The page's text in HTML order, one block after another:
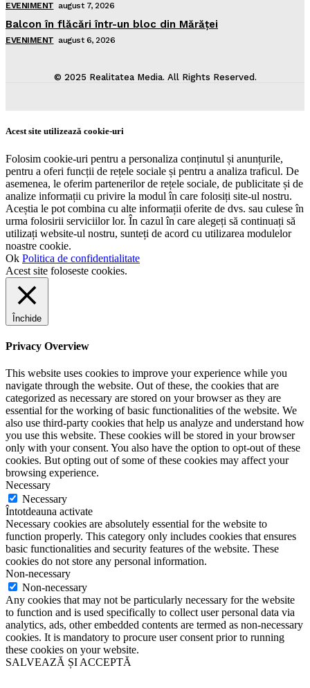
EVENIMENT august 7, 2026
Balcon în flăcări într-un bloc din Mărăţei
EVENIMENT august 6, 2026
© 2025 Realitatea Media. All Rights Reserved.
Acest site utilizează cookie-uri
Folosim cookie-uri pentru a personaliza conținutul și anunțurile,
pentru a oferi funcții de rețele sociale și pentru a analiza traficul. De
asemenea, le oferim partenerilor de rețele sociale, de publicitate și de
analize informații cu privire la modul în care folosiți site-ul nostru.
Aceștia le pot combina cu alte informații oferite de dvs. sau culese în
urma folosirii serviciilor lor. În cazul în care alegeți să continuați să
utilizați website-ul nostru, sunteți de acord cu utilizarea modulelor
noastre cookie.
Ok Politica de confidentialitate
Acest site foloseste cookies.
Închide
Privacy Overview
This website uses cookies to improve your experience while you
navigate through the website. Out of these, the cookies that are
categorized as necessary are stored on your browser as they are
essential for the working of basic functionalities of the website. We
also use third-party cookies that help us analyze and understand how
you use this website. These cookies will be stored in your browser
only with your consent. You also have the option to opt-out of these
cookies. But opting out of some of these cookies may affect your
browsing experience.
Necessary
Necessary
Întotdeauna activate
Necessary cookies are absolutely essential for the website to
function properly. This category only includes cookies that ensures
basic functionalities and security features of the website. These
cookies do not store any personal information.
Non-necessary
Non-necessary
Any cookies that may not be particularly necessary for the website
to function and is used specifically to collect user personal data via
analytics, ads, other embedded contents are termed as non-necessary
cookies. It is mandatory to procure user consent prior to running
these cookies on your website.
SALVEAZĂ ȘI ACCEPTĂ